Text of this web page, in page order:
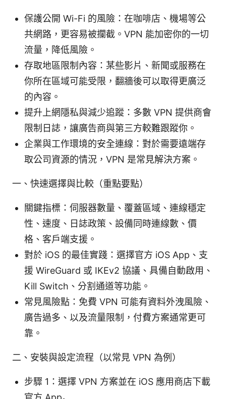
保護公開 Wi-Fi 的風險：在咖啡店、機場等公
共網路，更容易被攔截。VPN 能加密你的一切
流量，降低風險。
存取地區限制內容：某些影片、新聞或服務在
你所在區域可能受限，翻牆後可以取得更廣泛
的內容。
提升上網隱私與減少追蹤：多數 VPN 提供商會
限制日誌，讓廣告商與第三方較難跟蹤你。
企業與工作環境的安全連線：對於需要遠端存
取公司資源的情況，VPN 是常見解決方案。
一、快速選擇與比較（重點要點）
關鍵指標：伺服器數量、覆蓋區域、連線穩定
性、速度、日誌政策、設備同時連線數、價
格、客戶端支援。
對於 iOS 的最佳實踐：選擇官方 iOS App、支
援 WireGuard 或 IKEv2 協議、具備自動啟用、
Kill Switch、分割通道等功能。
常見風險點：免費 VPN 可能有資料外洩風險、
廣告過多、以及流量限制，付費方案通常更可
靠。
二、安裝與設定流程（以常見 VPN 為例）
步驟 1：選擇 VPN 方案並在 iOS 應用商店下載